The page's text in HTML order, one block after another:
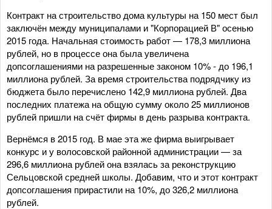
Контракт на строительство дома культуры на 150 мест был
заключён между муниципалами и "Корпорацией В" осенью
2015 года. Начальная стоимость работ — 178,3 миллиона
рублей, но в процессе она была увеличена
допсоглашениями на разрешенные законом 10% - до 196,1
миллиона рублей. За время строительства подрядчику из
бюджета было перечислено 142,9 миллиона рублей. Два
последних платежа на общую сумму около 25 миллионов
рублей пришли на счёт фирмы в день разрыва контракта.
Вернёмся в 2015 год. В мае эта же фирма выигрывает
конкурс и у волосовской районной администрации — за
296,6 миллиона рублей она взялась за реконструкцию
Сельцовской средней школы. Добавим, что и этот контракт
допсоглашения прирастили на 10%, до 326,2 миллиона
рублей.